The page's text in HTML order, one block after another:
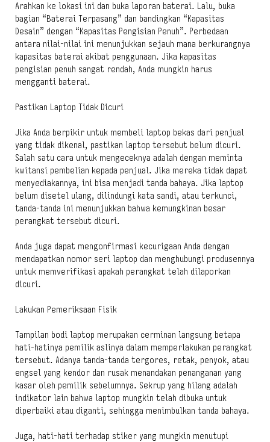
Arahkan ke lokasi ini dan buka laporan baterai. Lalu, buka
bagian “Baterai Terpasang” dan bandingkan “Kapasitas
Desain” dengan “Kapasitas Pengisian Penuh”. Perbedaan
antara nilai-nilai ini menunjukkan sejauh mana berkurangnya
kapasitas baterai akibat penggunaan. Jika kapasitas
pengisian penuh sangat rendah, Anda mungkin harus
mengganti baterai.
Pastikan Laptop Tidak Dicuri
Jika Anda berpikir untuk membeli laptop bekas dari penjual
yang tidak dikenal, pastikan laptop tersebut belum dicuri.
Salah satu cara untuk mengeceknya adalah dengan meminta
kwitansi pembelian kepada penjual. Jika mereka tidak dapat
menyediakannya, ini bisa menjadi tanda bahaya. Jika laptop
belum disetel ulang, dilindungi kata sandi, atau terkunci,
tanda-tanda ini menunjukkan bahwa kemungkinan besar
perangkat tersebut dicuri.
Anda juga dapat mengonfirmasi kecurigaan Anda dengan
mendapatkan nomor seri laptop dan menghubungi produsennya
untuk memverifikasi apakah perangkat telah dilaporkan
dicuri.
Lakukan Pemeriksaan Fisik
Tampilan bodi laptop merupakan cerminan langsung betapa
hati-hatinya pemilik aslinya dalam memperlakukan perangkat
tersebut. Adanya tanda-tanda tergores, retak, penyok, atau
engsel yang kendor dan rusak menandakan penanganan yang
kasar oleh pemilik sebelumnya. Sekrup yang hilang adalah
indikator lain bahwa laptop mungkin telah dibuka untuk
diperbaiki atau diganti, sehingga menimbulkan tanda bahaya.
Juga, hati-hati terhadap stiker yang mungkin menutupi